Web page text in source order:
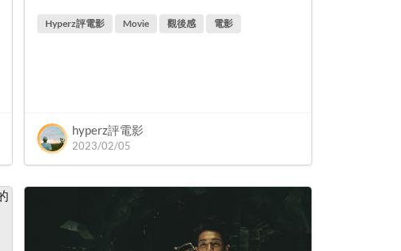
Hyperz評電影 Movie 觀後感 電影
hyperz評電影
2023/02/05